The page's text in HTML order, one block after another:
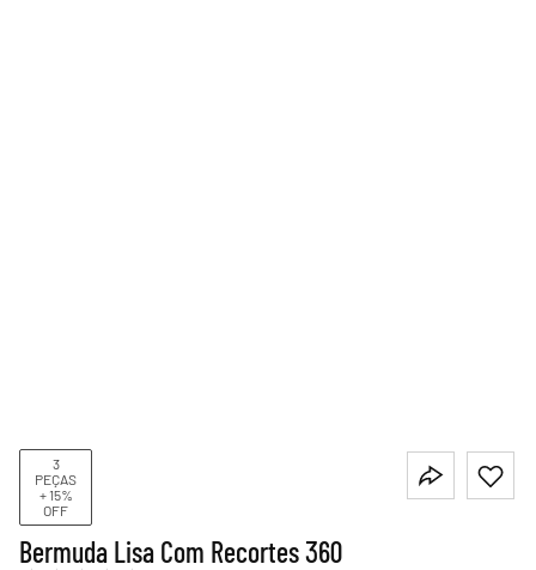
3
PEÇAS
+ 15%
OFF
Bermuda Lisa Com Recortes 360